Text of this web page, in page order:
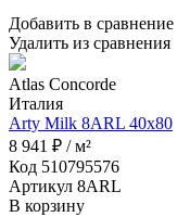
Добавить в сравнение
Удалить из сравнения
Atlas Concorde
Италия
Arty Milk 8ARL 40x80
8 941 ₽ / м²
Код 510795576
Артикул 8ARL
В корзину